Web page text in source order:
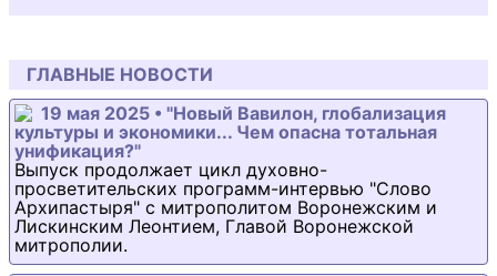
ГЛАВНЫЕ НОВОСТИ
19 мая 2025 • "Новый Вавилон, глобализация
культуры и экономики... Чем опасна тотальная
унификация?"
Выпуск продолжает цикл духовно-
просветительских программ-интервью "Слово
Архипастыря" с митрополитом Воронежским и
Лискинским Леонтием, Главой Воронежской
митрополии.